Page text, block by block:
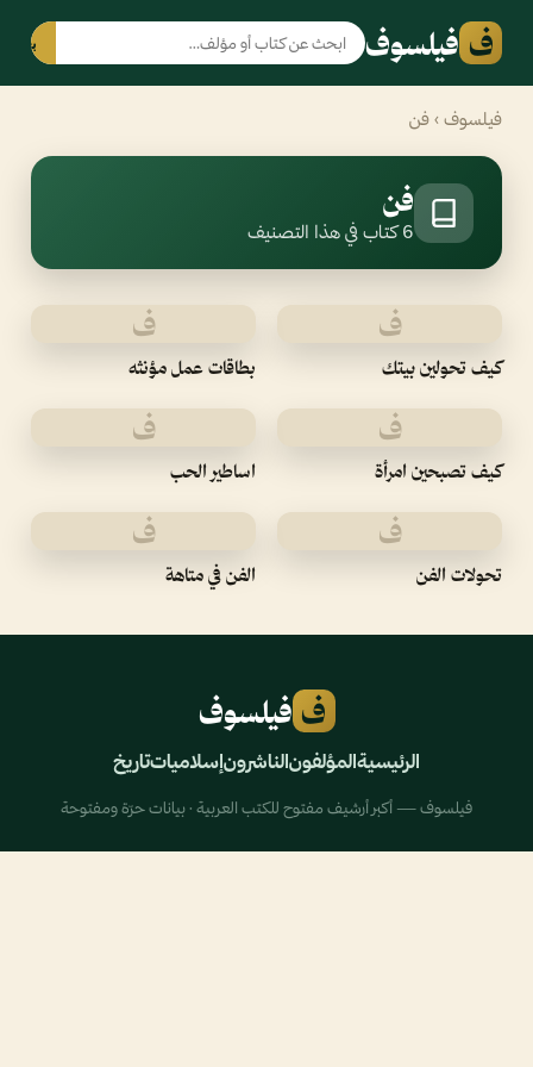
ف فيلسوف بحث
فيلسوف › فن
فن
6 كتاب في هذا التصنيف
ف
كيف تحولين بيتك
ف
بطاقات عمل مؤنثه
ف
كيف تصبحين امرأة
ف
اساطير الحب
ف
تحولات الفن
ف
الفن في متاهة
ف فيلسوف
الرئيسيةالمؤلفونالناشرونإسلامياتتاريخ
فيلسوف — أكبر أرشيف مفتوح للكتب العربية · بيانات حرّة ومفتوحة